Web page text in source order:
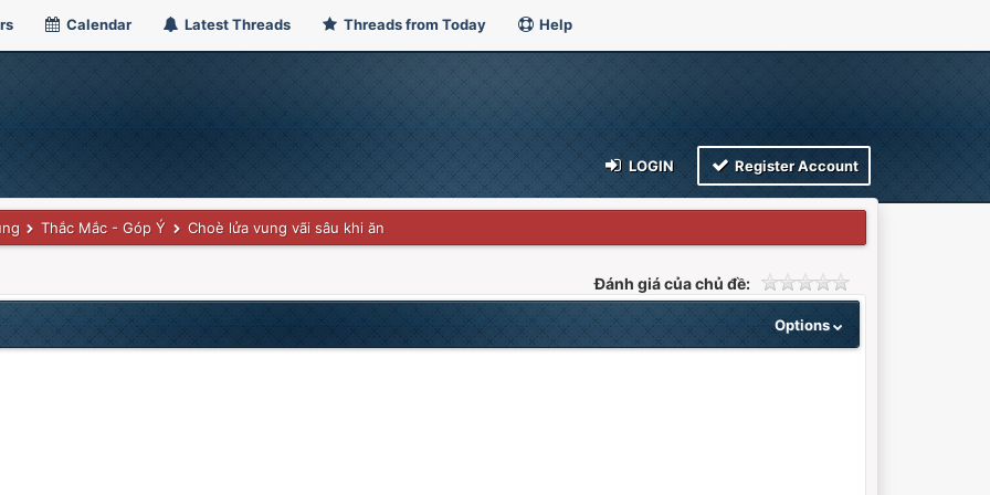
Calendar Latest Threads Threads from Today Help
LOGIN Register Account
Thắc Mắc - Góp Ý Choè lửa vung vãi sâu khi ăn
Đánh giá của chủ đề:
Options